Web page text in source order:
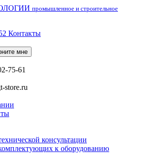
промышленное и строительное
Контакты
мне
75-61
store.ru
консультации
к оборудованию